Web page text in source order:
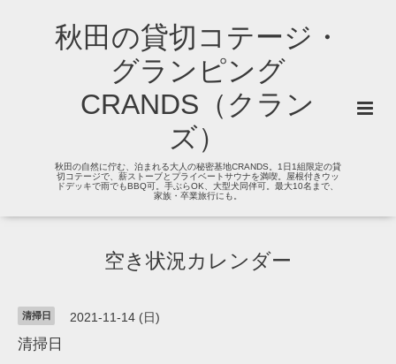
秋田の貸切コテージ・
グランピング
CRANDS（クラン
ズ）
秋田の自然に佇む、泊まれる大人の秘密基地CRANDS。1日1組限定の貸
切コテージで、薪ストーブとプライベートサウナを満喫。屋根付きウッ
ドデッキで雨でもBBQ可。手ぶらOK、大型犬同伴可。最大10名まで、
家族・卒業旅行にも。
空き状況カレンダー
清掃日 2021-11-14 (日)
清掃日